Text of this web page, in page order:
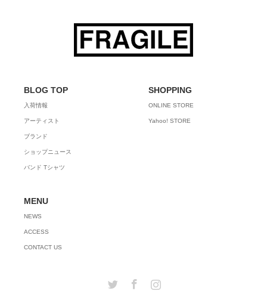
BLOG TOP
入荷情報
アーティスト
ブランド
ショップニュース
バンド Tシャツ
SHOPPING
ONLINE STORE
Yahoo! STORE
MENU
NEWS
ACCESS
CONTACT US
Twitter Facebook